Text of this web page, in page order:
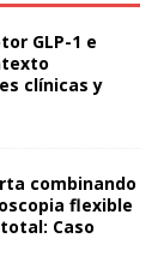
GLP-1 e
clínicas y
combinando
flexible
Caso